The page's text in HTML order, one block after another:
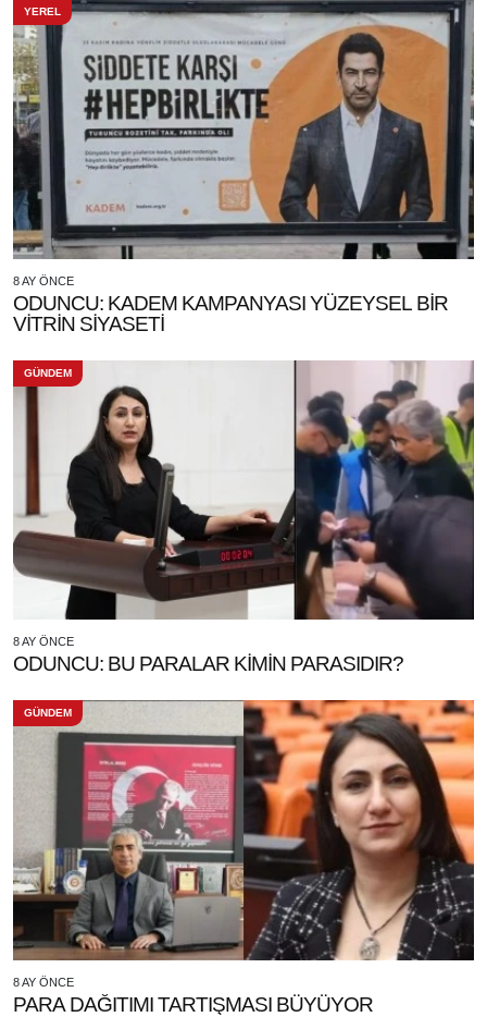
YEREL
8 AY ÖNCE
ODUNCU: KADEM KAMPANYASI YÜZEYSEL BİR
VİTRİN SİYASETİ
GÜNDEM
8 AY ÖNCE
ODUNCU: BU PARALAR KİMİN PARASIDIR?
GÜNDEM
8 AY ÖNCE
PARA DAĞITIMI TARTIŞMASI BÜYÜYOR